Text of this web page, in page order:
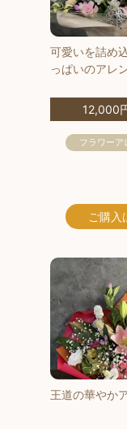
可愛いを詰め
っぱいのアレ
12,000
フラワーア
ご購入
王道の華やか